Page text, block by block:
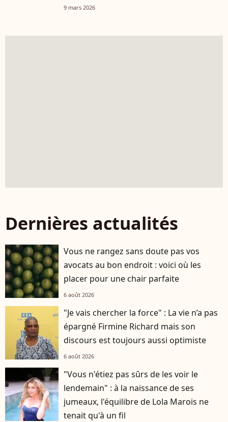
9 mars 2026
Dernières actualités
Vous ne rangez sans doute pas vos
avocats au bon endroit : voici où les
placer pour une chair parfaite
6 août 2026
"Je vais chercher la force" : La vie n’a pas
épargné Firmine Richard mais son
discours est toujours aussi optimiste
6 août 2026
"Vous n'étiez pas sûrs de les voir le
lendemain" : à la naissance de ses
jumeaux, l'équilibre de Lola Marois ne
tenait qu'à un fil